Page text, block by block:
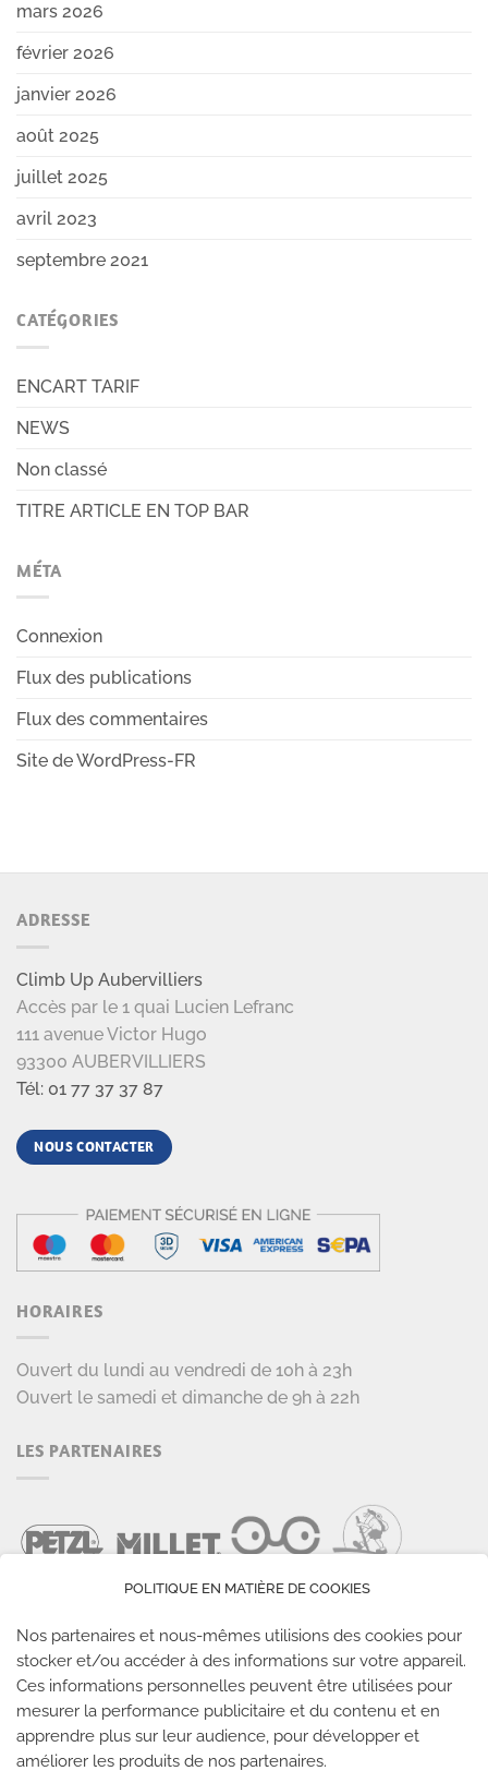
mars 2026
février 2026
janvier 2026
août 2025
juillet 2025
avril 2023
septembre 2021
CATÉGORIES
ENCART TARIF
NEWS
Non classé
TITRE ARTICLE EN TOP BAR
MÉTA
Connexion
Flux des publications
Flux des commentaires
Site de WordPress-FR
ADRESSE
Climb Up Aubervilliers
Accès par le 1 quai Lucien Lefranc
111 avenue Victor Hugo
93300 AUBERVILLIERS
Tél: 01 77 37 37 87
NOUS CONTACTER
HORAIRES
Ouvert du lundi au vendredi de 10h à 23h
Ouvert le samedi et dimanche de 9h à 22h
LES PARTENAIRES
LES SALLES CLIMB UP
Climb Up vous accueille dans ses salles, partout en
POLITIQUE EN MATIÈRE DE COOKIES
Nos partenaires et nous-mêmes utilisions des cookies pour
stocker et/ou accéder à des informations sur votre appareil.
Ces informations personnelles peuvent être utilisées pour
mesurer la performance publicitaire et du contenu et en
apprendre plus sur leur audience, pour développer et
améliorer les produits de nos partenaires.